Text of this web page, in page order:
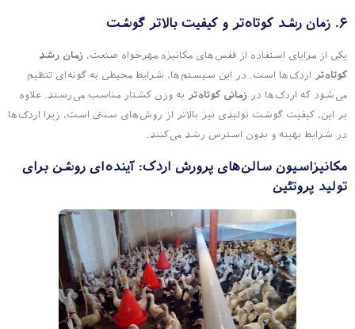
۶. زمان رشد کوتاه‌تر و کیفیت بالاتر گوشت
یکی از مزایای استفاده از قفس‌های مکانیزه مهرخواه صنعت، زمان رشد
کوتاه‌تر اردک‌ها است. در این سیستم‌ها، شرایط محیطی به گونه‌ای تنظیم
می‌شود که اردک‌ها در زمانی کوتاه‌تر به وزن کشتار مناسب می‌رسند. علاوه
بر این، کیفیت گوشت تولیدی نیز بالاتر از روش‌های سنتی است، زیرا اردک‌ها
در شرایط بهینه و بدون استرس رشد می‌کنند.
مکانیزاسیون سالن‌های پرورش اردک: آینده‌ای روشن برای
تولید پروتئین